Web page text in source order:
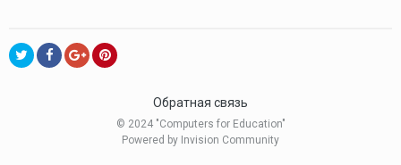
Обратная связь
© 2024 "Computers for Education"
Powered by Invision Community